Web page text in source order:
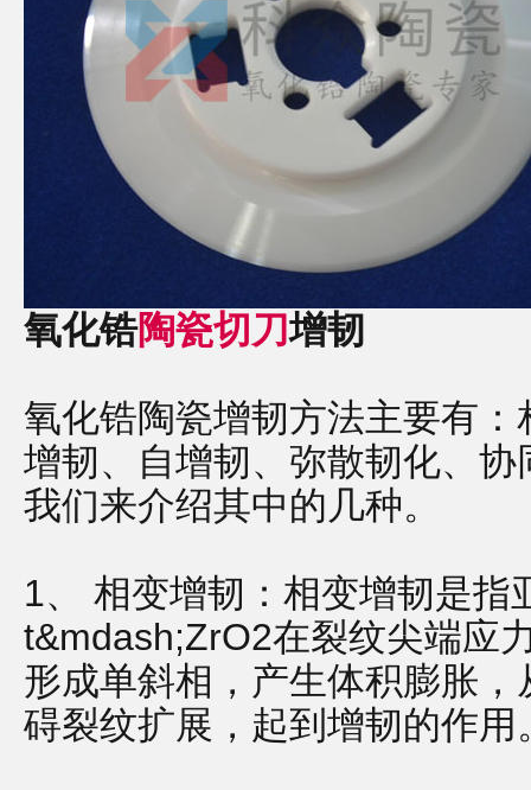
氧化锆陶瓷切刀增韧
氧化锆陶瓷增韧方法主要有
增韧、自增韧、弥散韧化、
我们来介绍其中的几种。
1、
相变增韧：相变增韧是指
t&mdash;ZrO2在裂纹尖端应
形成单斜相，产生体积膨胀
碍裂纹扩展，起到增韧的作用